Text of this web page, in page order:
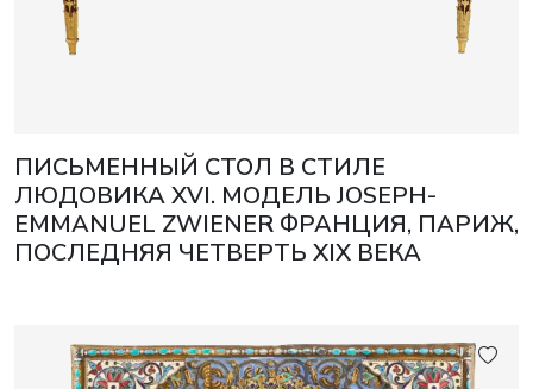
ПИСЬМЕННЫЙ СТОЛ В СТИЛЕ
ЛЮДОВИКА XVI. МОДЕЛЬ JOSEPH-
EMMANUEL ZWIENER ФРАНЦИЯ, ПАРИЖ,
ПОСЛЕДНЯЯ ЧЕТВЕРТЬ XIX ВЕКА